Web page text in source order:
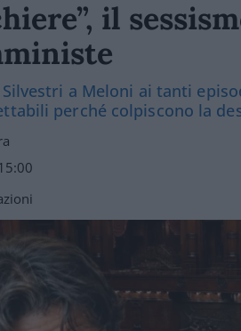
il
a Meloni ai tanti
perché colpiscono la